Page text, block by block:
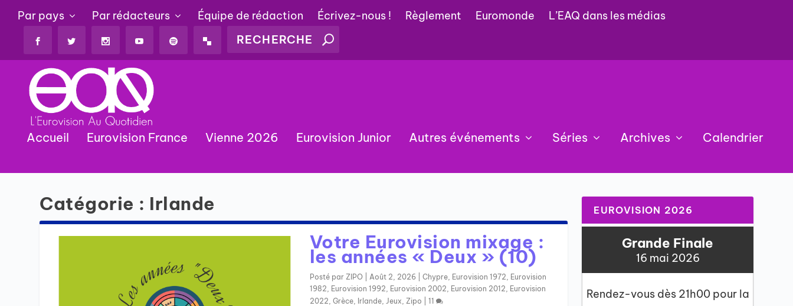
Par pays Par rédacteurs Équipe de rédaction Écrivez-nous ! Règlement Euromonde L’EAQ dans les médias
Accueil Eurovision France Vienne 2026 Eurovision Junior Autres événements Séries Archives Calendrier
Catégorie : Irlande
Votre Eurovision mixage :
les années « Deux » (10)
Posté par ZIPO| Août 2, 2026| Chypre, Eurovision 1972 Eurovision
1982 Eurovision 1992 Eurovision 2002 Eurovision 2012 Eurovision
2022 Grèce, Irlande, Jeux Zipo 11
EUROVISION 2026
Grande Finale
16 mai 2026
Rendez-vous dès 21h00 pour la